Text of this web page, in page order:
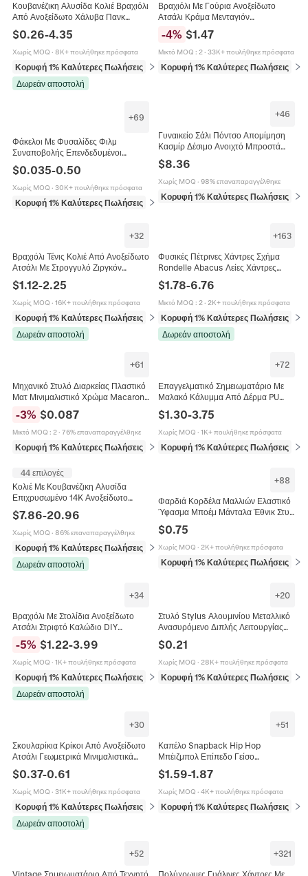
Κουβανέζικη Αλυσίδα Κολιέ Βραχιόλι
Από Ανοξείδωτο Χάλυβα Πανκ
Ανθεκτικά Επίπεδα Κοσμήματα Για
Άνδρες Γυναίκες
$0.26-4.35
Χωρίς MOQ · 8K+ πουλήθηκε πρόσφατα
Κορυφή 1% Καλύτερες Πωλήσεις
σε Κολιέ
Δωρεάν αποστολή
Βραχιόλι Με Γούρια Ανοξείδωτο
Ατσάλι Κράμα Μενταγιόν
Κρυστάλλινες Χάντρες Πεταλούδα
Καρδιά Λουλούδι Ρυθμιζόμενο
Γυναικείο
-4% $1.47
Μικτό MOQ : 2· 33K+ πουλήθηκε πρόσφατα
Κορυφή 1% Καλύτερες Πωλήσεις σε
+69
Φάκελοι Με Φυσαλίδες Φιλμ
Συναποβολής Επενδεδυμένοι
Αποστολής Προστασία Συσκευασία
$0.035-0.50
Χωρίς MOQ · 30K+ πουλήθηκε πρόσφατα
Κορυφή 1% Καλύτερες Πωλήσεις σε Προμήθειες αλληλογραφίας και
+46
Γυναικείο Σάλι Πόντσο Απομίμηση
Κασμίρ Δέσιμο Ανοιχτό Μπροστά
Μονόχρωμο Ριγέ Καρό Κάπα Μόδας
$8.36
Χωρίς MOQ · 98% επαναπαραγγέλθηκε
Κορυφή 1% Καλύτερες Πωλήσεις σε
+32
Βραχιόλι Τένις Κολιέ Από Ανοξείδωτο
Ατσάλι Με Στρογγυλό Ζιργκόν
Ρυθμιζόμενο Κόσμημα Δώρο Unisex
Μινιμαλιστικό Κομψό
$1.12-2.25
Χωρίς MOQ · 16K+ πουλήθηκε πρόσφατα
Κορυφή 1% Καλύτερες Πωλήσεις
σε Βραχιόλια
Δωρεάν αποστολή
+163
Φυσικές Πέτρινες Χάντρες Σχήμα
Rondelle Abacus Λείες Χάντρες
Διαχωριστικά Για DIY Κατασκευή
Κοσμημάτων Χειροτεχνία
$1.78-6.76
Μικτό MOQ : 2· 2K+ πουλήθηκε πρόσφατα
Κορυφή 1% Καλύτερες Πωλήσεις
σε
Δωρεάν αποστολή
+61
Μηχανικό Στυλό Διαρκείας Πλαστικό
Ματ Μινιμαλιστικό Χρώμα Macaron
Γραφείου Σχολείου
-3% $0.087
Μικτό MOQ : 2· 76% επαναπαραγγέλθηκε
Κορυφή 1% Καλύτερες Πωλήσεις σε Προμήθειες γραφής και διόρθωσης
+72
Επαγγελματικό Σημειωματάριο Με
Μαλακό Κάλυμμα Από Δέρμα PU
Χρόνου Απλό
$1.30-3.75
Χωρίς MOQ · 1K+ πουλήθηκε πρόσφατα
Κορυφή 1% Καλύτερες Πωλήσεις σε
44 επιλογές
Κολιέ Με Κουβανέζικη Αλυσίδα
Επιχρυσωμένο 14K Ανοξείδωτο
Hip Hop Streetwear Κοσμήματα Για
Άνδρες
$7.86-20.96
Χωρίς MOQ · 86% επαναπαραγγέλθηκε
Κορυφή 1% Καλύτερες Πωλήσεις
σε Κολιέ
Δωρεάν αποστολή
+88
Φαρδιά Κορδέλα Μαλλιών Ελαστικό
Ύφασμα Μποέμ Μάνταλα Έθνικ Στυλ
Για Γυναίκες Σπορ Γιόγκα Αξεσουάρ
Μαλλιών
$0.75
Χωρίς MOQ · 2K+ πουλήθηκε πρόσφατα
Κορυφή 1% Καλύτερες Πωλήσεις σε
+34
Βραχιόλι Με Στολίδια Ανοξείδωτο
Ατσάλι Στριφτό Καλώδιο DIY
Χειροποίητο Σμάλτο Στρας Καρδιά
Αστέρι Φεγγάρι Μενταγιόν
Κοσμήματα
-5% $1.22-3.99
Χωρίς MOQ · 1K+ πουλήθηκε πρόσφατα
Κορυφή 1% Καλύτερες Πωλήσεις
σε Βραχιόλια
Δωρεάν αποστολή
+20
Στυλό Stylus Αλουμινίου Μεταλλικό
Ανασυρόμενο Διπλής Λειτουργίας
Για Οθόνη Αφής Tablet Χρώματα
Morandi Γραφική Ύλη
$0.21
Χωρίς MOQ · 28K+ πουλήθηκε πρόσφατα
Κορυφή 1% Καλύτερες Πωλήσεις σε
+30
Σκουλαρίκια Κρίκοι Από Ανοξείδωτο
Ατσάλι Γεωμετρικά Μινιμαλιστικά
Κοσμήματα
$0.37-0.61
Χωρίς MOQ · 31K+ πουλήθηκε πρόσφατα
Κορυφή 1% Καλύτερες Πωλήσεις
σε Σκουλαρίκια
Δωρεάν αποστολή
+51
Καπέλο Snapback Hip Hop
Μπέιζμπολ Επίπεδο Γείσο
Χρωματική Αντίθεση Παραλλαγή
Streetwear Καπέλο για Άνδρες
$1.59-1.87
Χωρίς MOQ · 4K+ πουλήθηκε πρόσφατα
Κορυφή 1% Καλύτερες Πωλήσεις σε
+52
Vintage Σημειωματάριο Από Τεχνητό
+321
Πολύχρωμες Γυάλινες Χάντρες Με